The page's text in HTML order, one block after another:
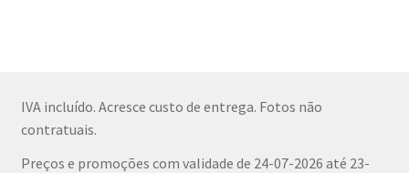
IVA incluído. Acresce custo de entrega. Fotos não
contratuais.
Preços e promoções com validade de 24-07-2026 até 23-